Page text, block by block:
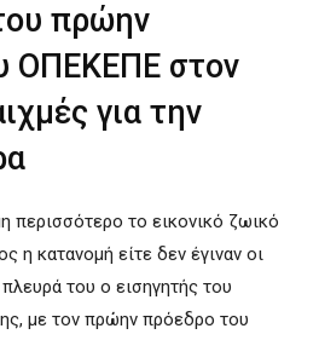
πρώην
ΟΠΕΚΕΠΕ στον
για την
περισσότερο το εικονικό ζωικό
η κατανομή είτε δεν έγιναν οι
του ο εισηγητής του
με τον πρώην πρόεδρο του